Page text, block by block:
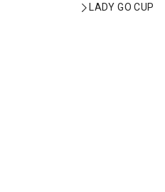
LADY GO CUP